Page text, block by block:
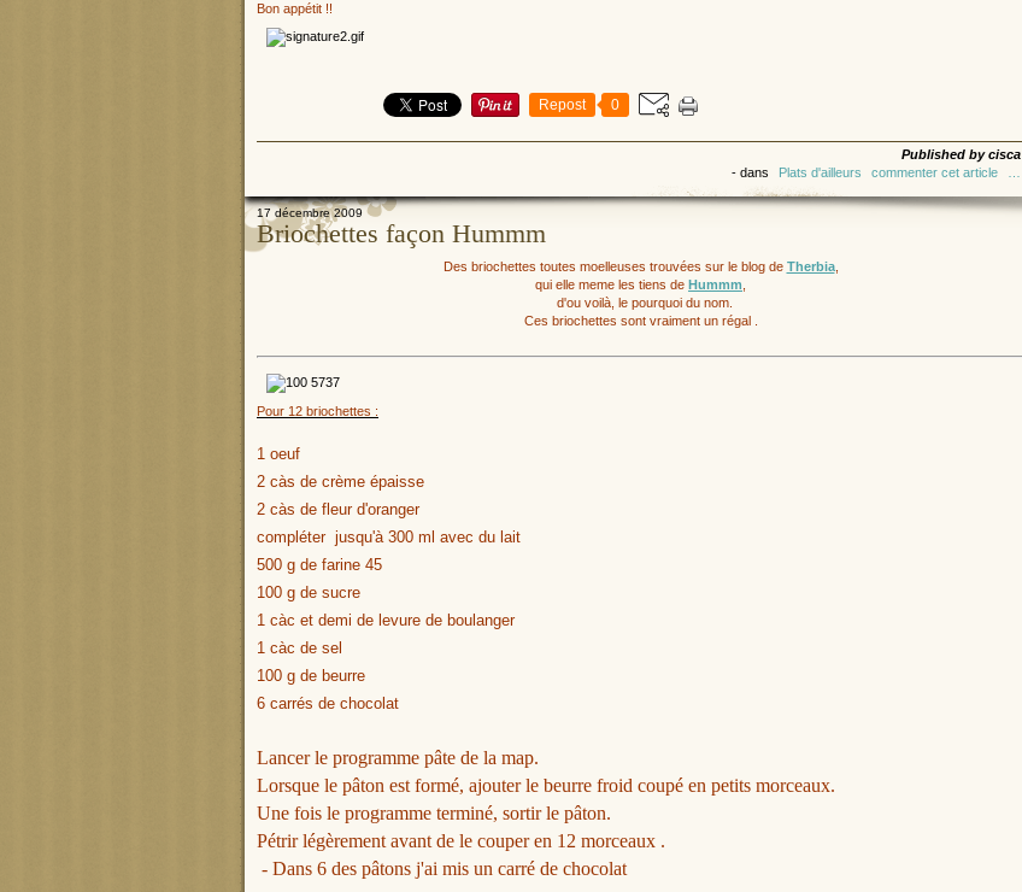
Bon appétit !!
Repost 0
Published by cisca
- dans Plats d'ailleurs commenter cet article
17 décembre 2009
Briochettes façon Hummm
Des briochettes toutes moelleuses trouvées sur le blog de Therbia,
qui elle meme les tiens de Hummm
d'ou voilà, le pourquoi du nom.
Ces briochettes sont vraiment un régal .
Pour 12 briochettes :
1 oeuf
2 càs de crème épaisse
2 càs de fleur d'oranger
compléter jusqu'à 300 ml avec du lait
500 g de farine 45
100 g de sucre
1 càc et demi de levure de boulanger
1 càc de sel
100 g de beurre
6 carrés de chocolat
Lancer le programme pâte de la map.
Lorsque le pâton est formé, ajouter le beurre froid coupé en petits morceaux.
Une fois le programme terminé, sortir le pâton.
Pétrir légèrement avant de le couper en 12 morceaux .
- Dans 6 des pâtons j'ai mis un carré de chocolat